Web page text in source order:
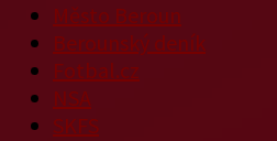
Město Beroun
Berounský deník
Fotbal.cz
NSA
SKFS